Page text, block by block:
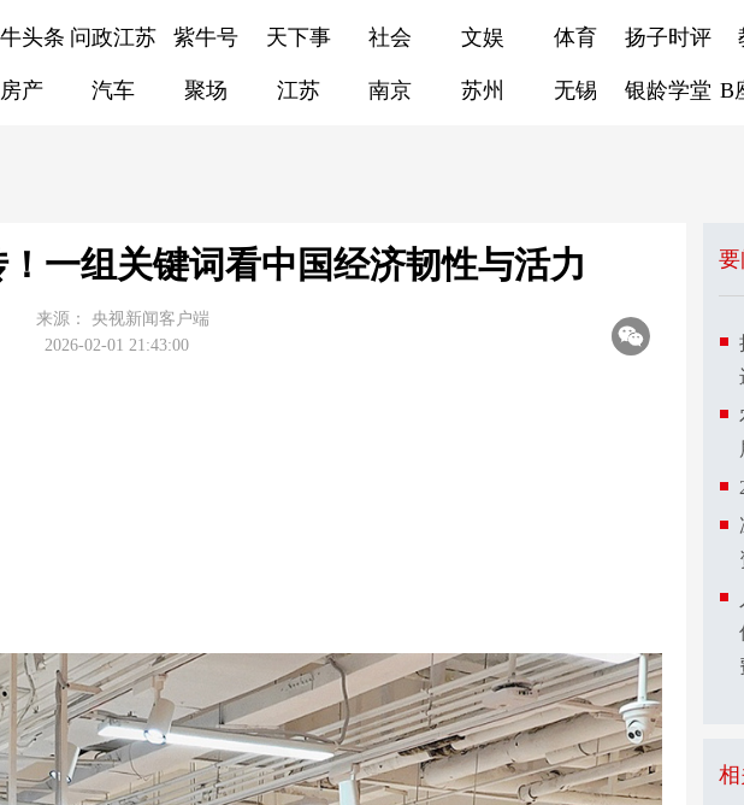
头条 问政江苏 紫牛号 天下事 社会 文娱 体育 扬子时评
房产 汽车 聚场 江苏 南京 苏州 无锡 银龄学堂 B
一组关键词看中国经济韧性与活力
来源：
央视新闻客户端
2026-02-01 21:43:00
要
相